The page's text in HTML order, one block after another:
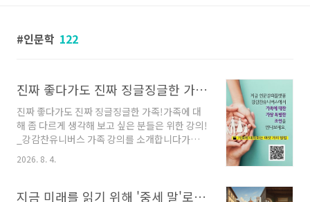
인문학 122
진짜 좋다가도 진짜 징글징글한 가족! 가족에 대해 좀 다르게 생각해 보고 싶은 분들은 위한 강의! _강감찬유니버스 가족 강의를 소개합니다
진짜 좋다가도 진짜 징글징글한 가족!가족에 대
해 좀 다르게 생각해 보고 싶은 분들은 위한 강의!
_강감찬유니버스 가족 강의를 소개합니다가족처
럼 가깝고도 먼 존재가 있을까요. 모 선생님께서
는 성인이 된 가족들은 서로 생사 확인만 하면 된
감했던 기억이 있습니다. 그런데 가족과의 관계
2026. 8. 4.
지금 미래를 읽기 위해 '중세 말'로 갑니다!